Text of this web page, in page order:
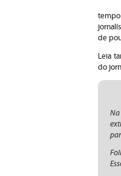
de
Leia
do
Na